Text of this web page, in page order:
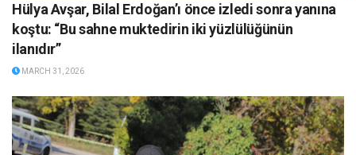
Hülya Avşar, Bilal Erdoğan’ı önce izledi sonra yanına
koştu: “Bu sahne muktedirin iki yüzlülüğünün
ilanıdır”
MARCH 31, 2026